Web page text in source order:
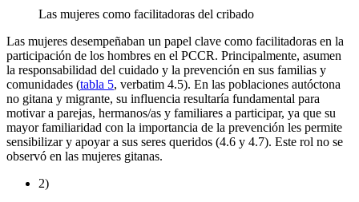
Las mujeres como facilitadoras del cribado
Las mujeres desempeñaban un papel clave como facilitadoras en la
participación de los hombres en el PCCR. Principalmente, asumen
la responsabilidad del cuidado y la prevención en sus familias y
comunidades (tabla 5, verbatim 4.5). En las poblaciones autóctona
no gitana y migrante, su influencia resultaría fundamental para
motivar a parejas, hermanos/as y familiares a participar, ya que su
mayor familiaridad con la importancia de la prevención les permite
sensibilizar y apoyar a sus seres queridos (4.6 y 4.7). Este rol no se
observó en las mujeres gitanas.
2)